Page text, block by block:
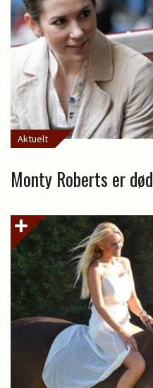
Aktuelt
Monty Roberts er død